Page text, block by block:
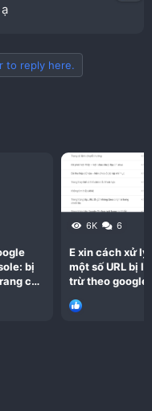
to reply here.
bị
có
6K 6
E xin cách xử lý
một số URL bị
trừ theo google